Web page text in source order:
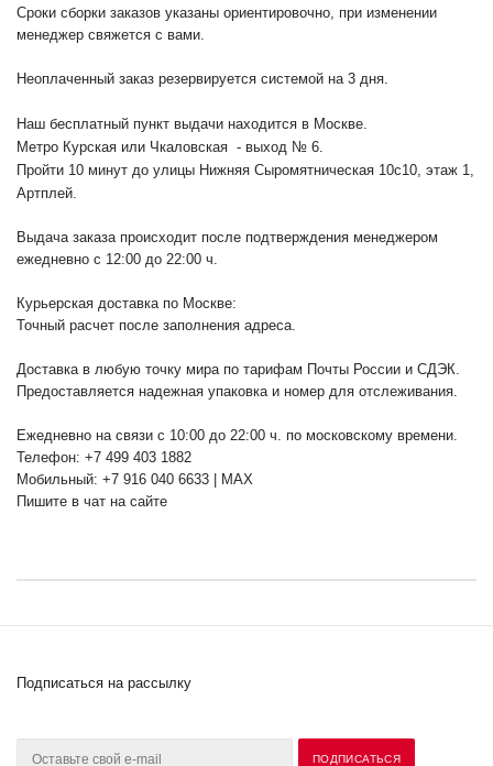
Сроки сборки заказов указаны ориентировочно, при изменении
менеджер свяжется с вами.
Неоплаченный заказ резервируется системой на 3 дня.
Наш бесплатный пункт выдачи находится в Москве.
Метро Курская или Чкаловская - выход № 6.
Пройти 10 минут до улицы Нижняя Сыромятническая 10с10, этаж 1,
Артплей.
Выдача заказа происходит после подтверждения менеджером
ежедневно с 12:00 до 22:00 ч.
Курьерская доставка по Москве:
Точный расчет после заполнения адреса.
Доставка в любую точку мира по тарифам Почты России и СДЭК.
Предоставляется надежная упаковка и номер для отслеживания.
Ежедневно на связи с 10:00 до 22:00 ч. по московскому времени.
Телефон: +7 499 403 1882
Мобильный: +7 916 040 6633 | MAX
Пишите в чат на сайте
Подписаться на рассылку